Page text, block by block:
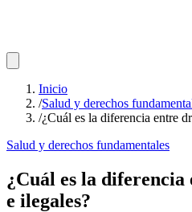
Inicio
/Salud y derechos
/¿Cuál es la diferencia entre
Salud y derechos fundamentales
¿Cuál es la diferencia
e ilegales?